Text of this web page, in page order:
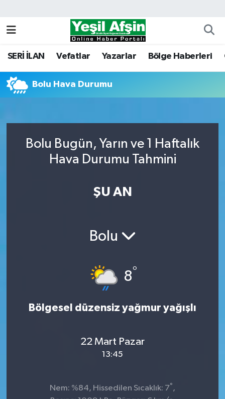
SERİ İLAN Vefatlar Yazarlar Bölge Haberleri
Bolu Hava Durumu
Bolu Bugün, Yarın ve 1 Haftalık
Hava Durumu Tahmini
ŞU AN
Bolu
8°
Bölgesel düzensiz yağmur yağışlı
22 Mart Pazar
13:45
Nem: %84, Hissedilen Sıcaklık: 7°,
Kahramanmaraş Nöbetçi Eczaneler
Kahramanmaraş Namaz Vakitleri
Süper Lig Puan Durumu ve Fikstür
Tüm Manşetler
Son Dakika Haberleri